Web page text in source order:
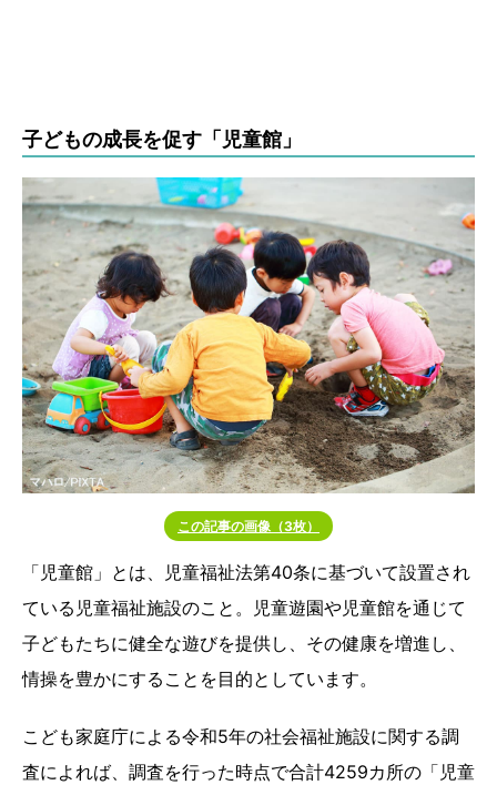
子どもの成長を促す「児童館」
この記事の画像（3枚）
「児童館」とは、児童福祉法第40条に基づいて設置され
ている児童福祉施設のこと。児童遊園や児童館を通じて
子どもたちに健全な遊びを提供し、その健康を増進し、
情操を豊かにすることを目的としています。
こども家庭庁による令和5年の社会福祉施設に関する調
査によれば、調査を行った時点で合計4259カ所の「児童